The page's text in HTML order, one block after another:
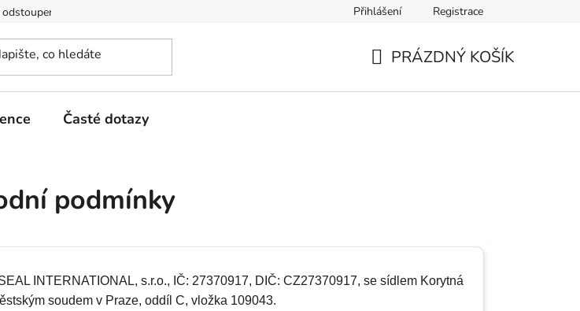
IMS Medical B.V. – inovace zdravotnictví
Přihlášení Registrace
PRÁZDNÝ KOŠÍK
Časté dotazy
podmínky
INTERNATIONAL, s.r.o., IČ: 27370917, DIČ: CZ27370917, se sídlem Korytná
soudem v Praze, oddíl C, vložka 109043.